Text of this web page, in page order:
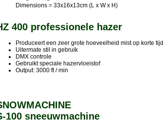
Dimensions = 33x16x13cm (L x W x H)
400 professionele hazer
Produceert een zeer grote hoeveelheid mist op korte tijd
Uitermate stil in gebruik
DMX controle
Gebruikt speciale hazervloeistof
Output: 3000 ft / min
100 sneeuwmachine